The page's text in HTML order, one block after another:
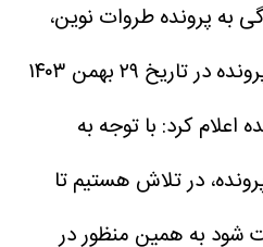
به پرونده طروات نوین،
عبدالکریم کلهر قاضی ویژه پرونده در تاریخ ۲۹ بهمن ۱۴۰۳
اعلام کرد: با توجه به
در تلاش هستیم تا
شود به همین منظور در